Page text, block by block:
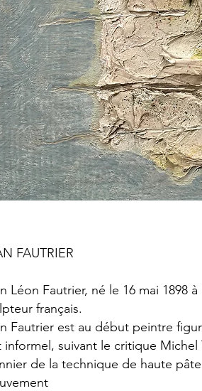
FAUTRIER
Léon Fautrier, né le 16 mai 1898
français.
Fautrier est au début peintre
informel, suivant le critique
de la technique de haute